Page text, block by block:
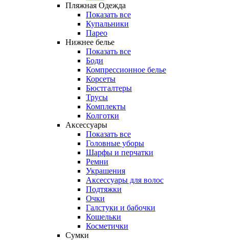
Пляжная Одежда
Показать все
Купальники
Парео
Нижнее белье
Показать все
Боди
Компрессионное белье
Корсеты
Бюстгалтеры
Трусы
Комплекты
Колготки
Аксессуары
Показать все
Головные уборы
Шарфы и перчатки
Ремни
Украшения
Аксессуары для волос
Подтяжки
Очки
Галстуки и бабочки
Кошельки
Косметички
Сумки